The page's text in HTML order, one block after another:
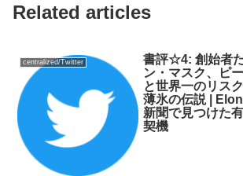
Related articles
centralized/Twitter
書評☆4: 創始者
ン・マスク、ピ
と世界一のリス
薄氷の伝説 |
新聞で見つけた
契機